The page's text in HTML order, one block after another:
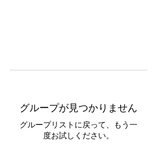
グループが見つかりません
グループリストに戻って、もう一
度お試しください。